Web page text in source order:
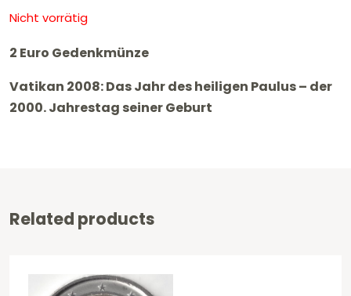
Nicht vorrätig
2 Euro Gedenkmünze
Vatikan 2008: Das Jahr des heiligen Paulus – der
2000. Jahrestag seiner Geburt
Related products